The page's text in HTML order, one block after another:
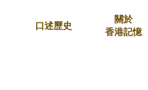
口述歷史
關於
香港記憶